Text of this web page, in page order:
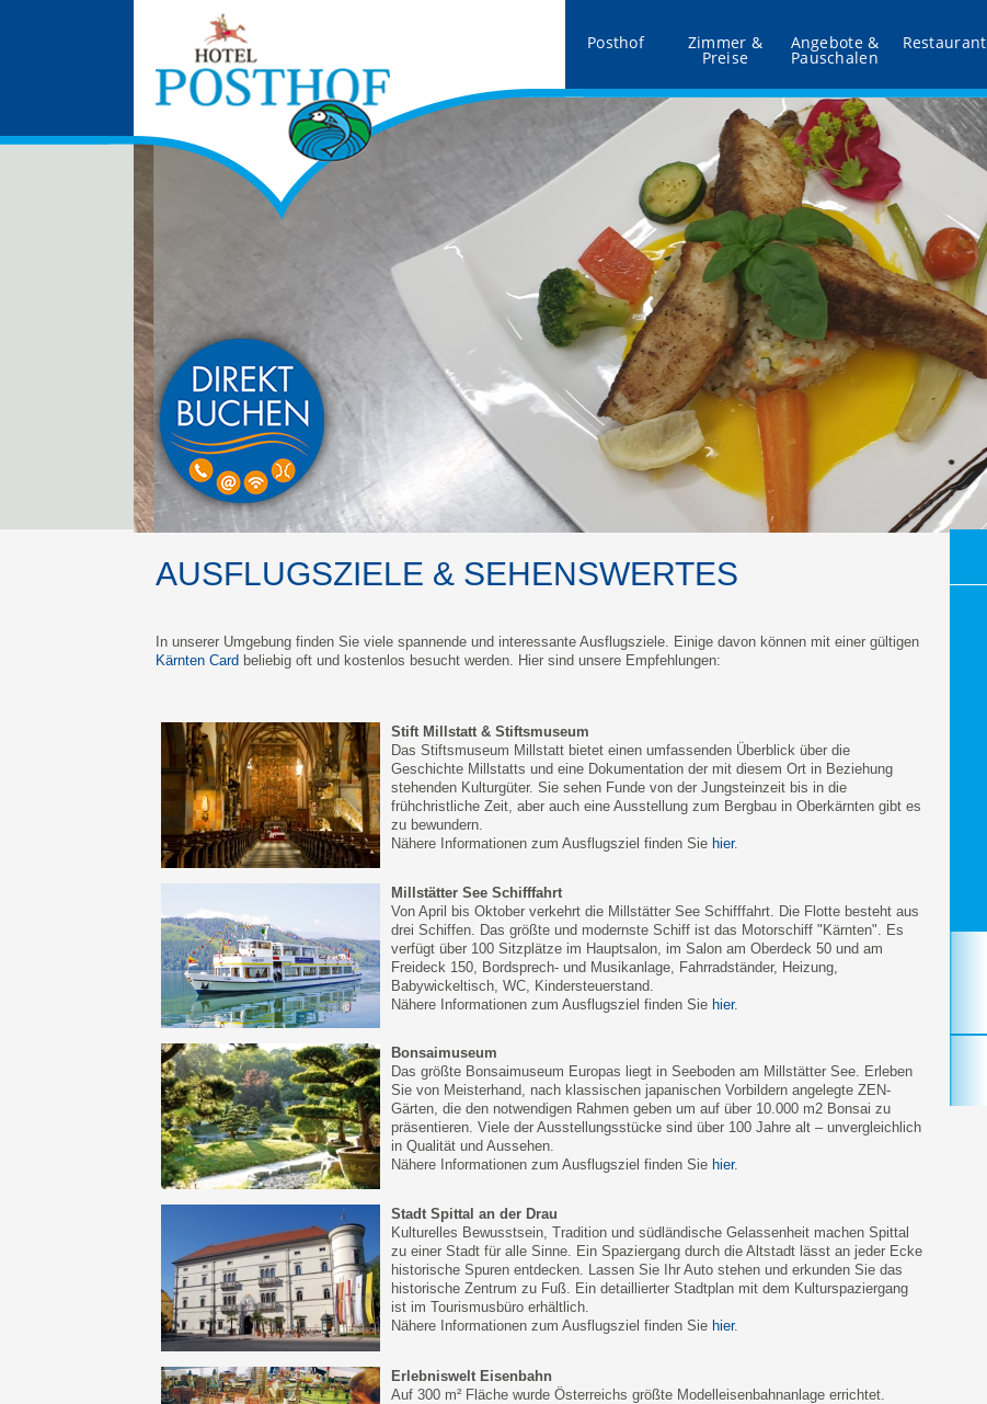
Posthof Zimmer &
Preise
Angebote &
Pauschalen
Restaurant
AUSFLUGSZIELE & SEHENSWERTES
In unserer Umgebung finden Sie viele spannende und interessante Ausflugsziele. Einige davon können mit einer gültigen
Kärnten Card beliebig oft und kostenlos besucht werden. Hier sind unsere Empfehlungen:
Stift Millstatt & Stiftsmuseum
Das Stiftsmuseum Millstatt bietet einen umfassenden Überblick über die
Geschichte Millstatts und eine Dokumentation der mit diesem Ort in Beziehung
stehenden Kulturgüter. Sie sehen Funde von der Jungsteinzeit bis in die
frühchristliche Zeit, aber auch eine Ausstellung zum Bergbau in Oberkärnten gibt es
zu bewundern.
Nähere Informationen zum Ausflugsziel finden Sie hier.
Millstätter See Schifffahrt
Von April bis Oktober verkehrt die Millstätter See Schifffahrt. Die Flotte besteht aus
drei Schiffen. Das größte und modernste Schiff ist das Motorschiff "Kärnten". Es
verfügt über 100 Sitzplätze im Hauptsalon, im Salon am Oberdeck 50 und am
Freideck 150, Bordsprech- und Musikanlage, Fahrradständer, Heizung,
Babywickeltisch, WC, Kindersteuerstand.
Nähere Informationen zum Ausflugsziel finden Sie hier.
Bonsaimuseum
Das größte Bonsaimuseum Europas liegt in Seeboden am Millstätter See. Erleben
Sie von Meisterhand, nach klassischen japanischen Vorbildern angelegte ZEN-
Gärten, die den notwendigen Rahmen geben um auf über 10.000 m2 Bonsai zu
präsentieren. Viele der Ausstellungsstücke sind über 100 Jahre alt – unvergleichlich
in Qualität und Aussehen.
Nähere Informationen zum Ausflugsziel finden Sie hier.
Stadt Spittal an der Drau
Kulturelles Bewusstsein, Tradition und südländische Gelassenheit machen Spittal
zu einer Stadt für alle Sinne. Ein Spaziergang durch die Altstadt lässt an jeder Ecke
historische Spuren entdecken. Lassen Sie Ihr Auto stehen und erkunden Sie das
historische Zentrum zu Fuß. Ein detaillierter Stadtplan mit dem Kulturspaziergang
ist im Tourismusbüro erhältlich.
Nähere Informationen zum Ausflugsziel finden Sie hier.
Erlebniswelt Eisenbahn
Auf 300 m² Fläche wurde Österreichs größte Modelleisenbahnanlage errichtet.